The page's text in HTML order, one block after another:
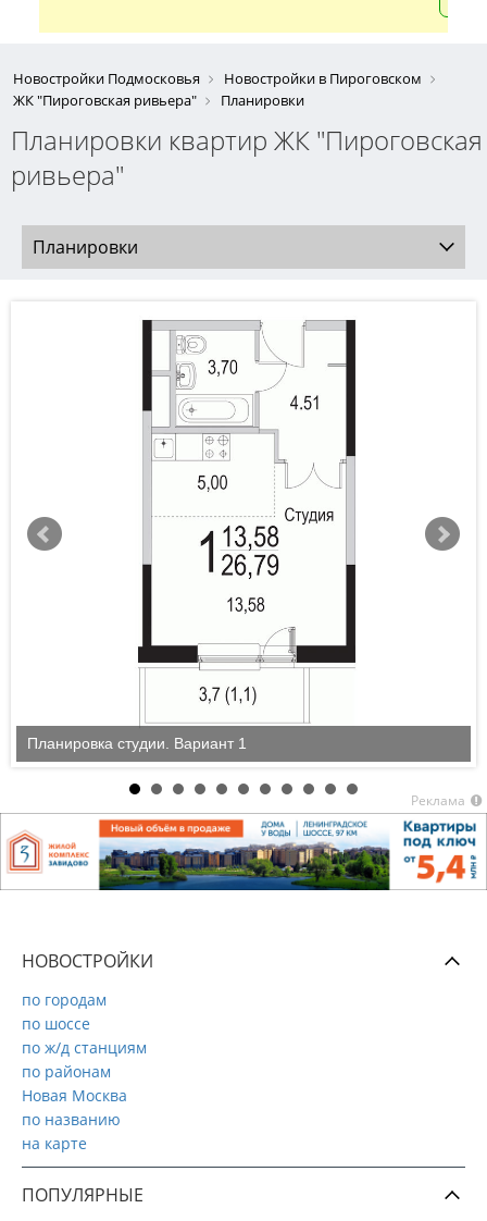
Новостройки Подмосковья
Новостройки в Пироговском
ЖК "Пироговская ривьера"
Планировки
Планировки квартир ЖК "Пироговская
ривьера"
Планировки
Планировка студии. Вариант 1
Реклама
НОВОСТРОЙКИ
по городам
по шоссе
по ж/д станциям
по районам
Новая Москва
по названию
на карте
ПОПУЛЯРНЫЕ